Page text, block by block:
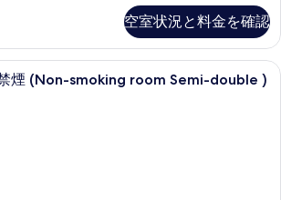
空室状況と料金を確認
煙 (Non-smoking room Semi-double )